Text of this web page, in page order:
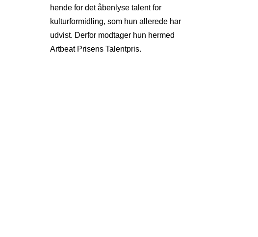
hende for det åbenlyse talent for
kulturformidling, som hun allerede har
udvist. Derfor modtager hun hermed
Artbeat Prisens Talentpris.